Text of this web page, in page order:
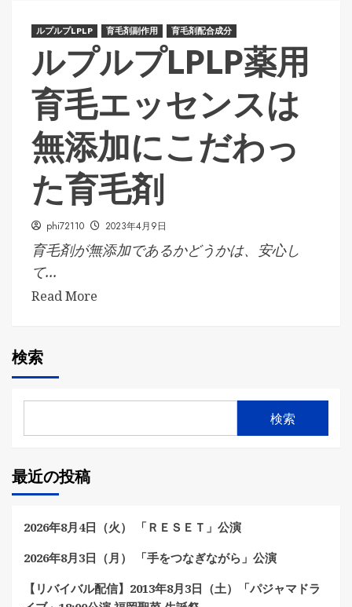
ルプルプLPLP 育毛剤副作用 育毛剤配合成分
ルプルプLPLP薬用
育毛エッセンスは
無添加にこだわっ
た育毛剤
phi72110 2023年4月9日
育毛剤が無添加であるかどうかは、安心し
て...
Read More
検索
検索
最近の投稿
2026年8月4日（火） 「ＲＥＳＥＴ」公演
2026年8月3日（月） 「手をつなぎながら」公演
【リバイバル配信】2013年8月3日（土）「パジャマドラ